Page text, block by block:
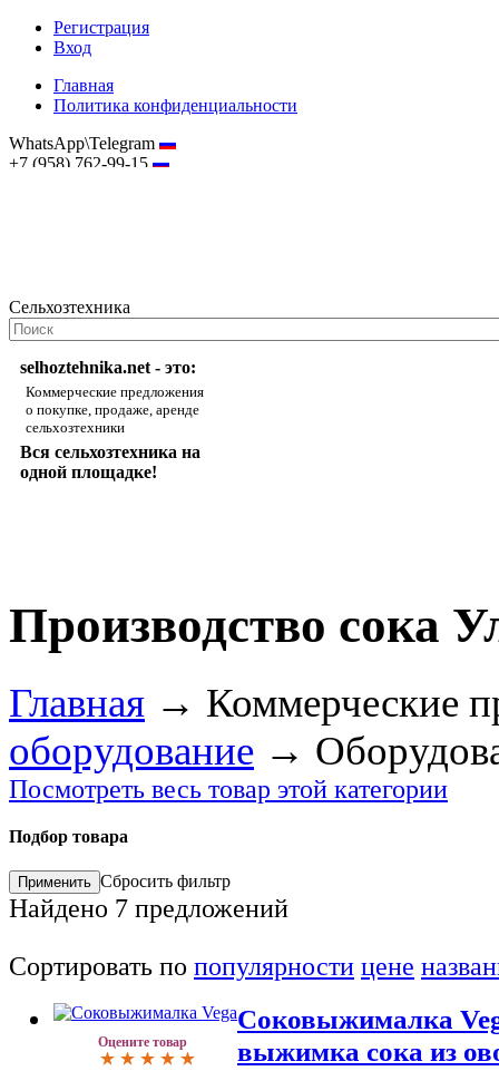
Регистрация
Вход
Главная
Политика конфиденциальности
WhatsApp\Telegram
+7 (958) 762-99-15
Сельхозтехника
selhoztehnika.net - это:
Коммерческие предложения
о покупке, продаже, аренде
сельхозтехники
Вся сельхозтехника на
одной площадке!
Производство сока
Главная → Коммерческие
оборудование →
Посмотреть весь товар этой категории
Подбор товара
Сбросить фильтр
Найдено 7 предложений
Сортировать по популярности цене
Оцените товар
Соковыжималка
выжимка сока из